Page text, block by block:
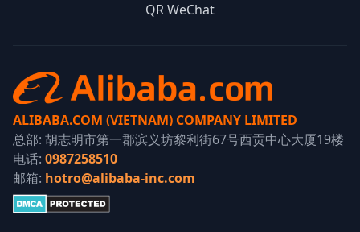
QR WeChat
ALIBABA.COM (VIETNAM) COMPANY LIMITED
总部: 胡志明市第一郡滨义坊黎利街67号西贡中心大厦19楼
电话: 0987258510
邮箱: hotro@alibaba-inc.com